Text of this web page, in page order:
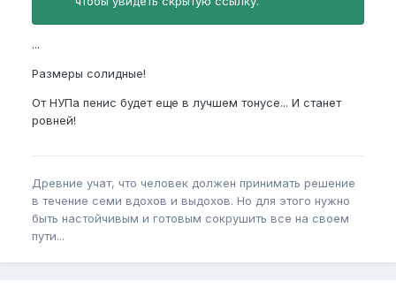
...
Размеры солидные!
От НУПа пенис будет еще в лучшем тонусе... И станет
ровней!
Древние учат, что человек должен принимать решение
в течение семи вдохов и выдохов. Но для этого нужно
быть настойчивым и готовым сокрушить все на своем
пути...